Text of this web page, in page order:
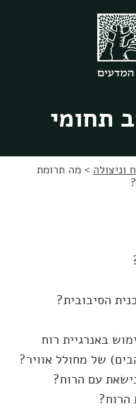
תחומי
וניצולה > מה תרומת
הסיבובית?
באנרגיית רוח
של מחולל אוויר?
עם הרוח?
הרוח?